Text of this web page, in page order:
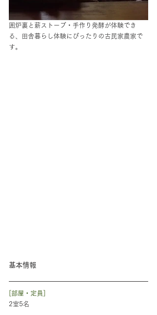
囲炉裏と薪ストーブ・手作り発酵が体験でき
る、田舎暮らし体験にぴったりの古民家農家で
す。
基本情報
[部屋・定員]
2室5名